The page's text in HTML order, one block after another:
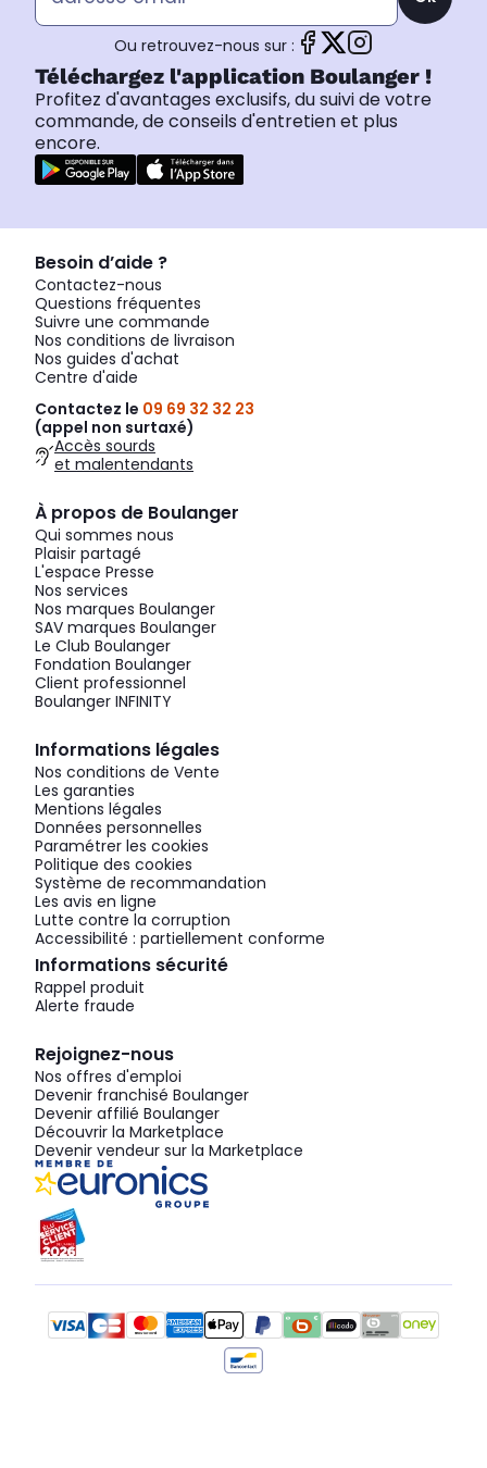
Ou retrouvez-nous sur :
Téléchargez l'application Boulanger !
Profitez d'avantages exclusifs, du suivi de votre
commande, de conseils d'entretien et plus
encore.
Besoin d’aide ?
Contactez-nous
Questions fréquentes
Suivre une commande
Nos conditions de livraison
Nos guides d'achat
Centre d'aide
Contactez le 09 69 32 32 23
(appel non surtaxé)
Accès sourds
et malentendants
À propos de Boulanger
Qui sommes nous
Plaisir partagé
L'espace Presse
Nos services
Nos marques Boulanger
SAV marques Boulanger
Le Club Boulanger
Fondation Boulanger
Client professionnel
Boulanger INFINITY
Informations légales
Nos conditions de Vente
Les garanties
Mentions légales
Données personnelles
Paramétrer les cookies
Politique des cookies
Système de recommandation
Les avis en ligne
Lutte contre la corruption
Accessibilité : partiellement conforme
Informations sécurité
Rappel produit
Alerte fraude
Rejoignez-nous
Nos offres d'emploi
Devenir franchisé Boulanger
Devenir affilié Boulanger
Découvrir la Marketplace
Devenir vendeur sur la Marketplace